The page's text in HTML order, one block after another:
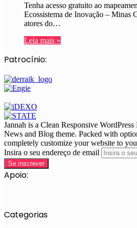
Tenha acesso gratuito ao
Ecossistema de Inovação – Minas
atores do…
Leia mais »
Patrocínio:
Jannah is a Clean Responsive
News and Blog theme. Packed with
completely customize your website to
Insira o seu endereço de email
Apoio:
Categorias